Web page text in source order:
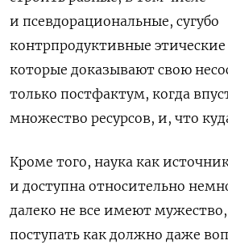
и псевдорациональные, сугубо
контрпродуктивные
которые доказывают свою
только постфактум, когда
множество ресурсов, и, что
Кроме того, наука как
и доступна относительно
далеко не все имеют
поступать как должно даже